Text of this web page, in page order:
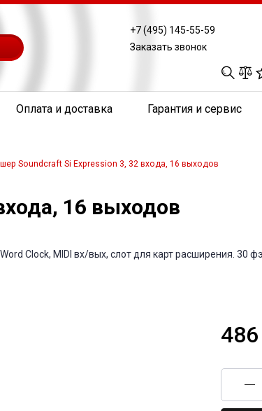
+7 (495) 145-55-59
Заказать звонок
0
Оплата и доставка Гарантия и сервис
Soundcraft Si Expression 3, 32 входа, 16 выходов
16 выходов
Clock, MIDI вх/вых, слот для карт расширения. 30